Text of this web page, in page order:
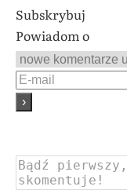
Subskrybuj
Powiadom o